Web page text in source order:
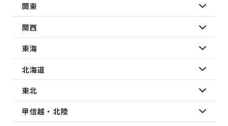
関東
関西
東海
北海道
東北
甲信越・北陸